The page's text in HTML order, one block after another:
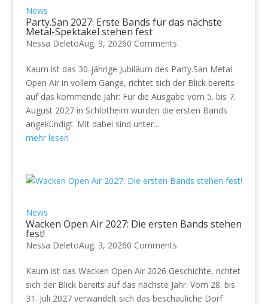
News
Party.San 2027: Erste Bands für das nächste
Metal-Spektakel stehen fest
Nessa DeletoAug. 9, 20260 Comments
Kaum ist das 30-jährige Jubiläum des Party.San Metal
Open Air in vollem Gange, richtet sich der Blick bereits
auf das kommende Jahr: Für die Ausgabe vom 5. bis 7.
August 2027 in Schlotheim wurden die ersten Bands
angekündigt. Mit dabei sind unter...
mehr lesen
News
Wacken Open Air 2027: Die ersten Bands stehen
fest!
Nessa DeletoAug. 3, 20260 Comments
Kaum ist das Wacken Open Air 2026 Geschichte, richtet
sich der Blick bereits auf das nächste Jahr. Vom 28. bis
31. Juli 2027 verwandelt sich das beschauliche Dorf